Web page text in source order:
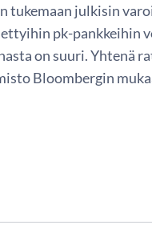
tukemaan julkisin
pk-pankkeihin
on suuri. Yhtenä
Bloombergin